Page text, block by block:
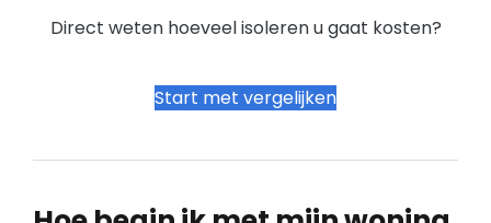
Direct weten hoeveel isoleren u gaat kosten?
Start met vergelijken